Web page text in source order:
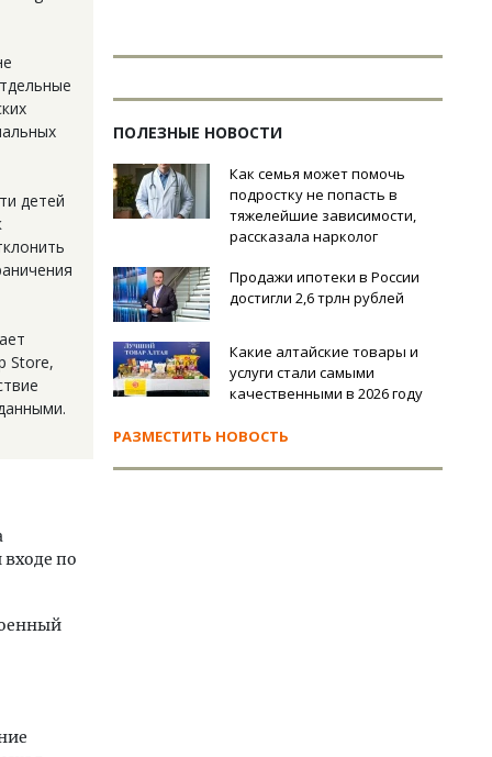
детей
Store,
по
ПОЛЕЗНЫЕ НОВОСТИ
Как семья может помочь
подростку не попасть в
тяжелейшие зависимости,
рассказала нарколог
Продажи ипотеки в России
достигли 2,6 трлн рублей
Какие алтайские товары и
услуги стали самыми
качественными в 2026 году
РАЗМЕСТИТЬ НОВОСТЬ